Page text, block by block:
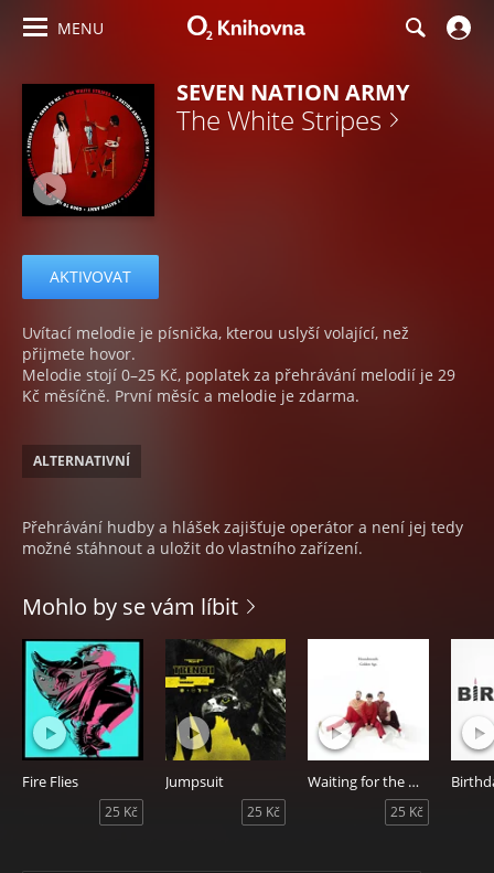
MENU
SEVEN NATION ARMY
The White Stripes
AKTIVOVAT
Uvítací melodie je písnička, kterou uslyší volající, než
přijmete hovor.
Melodie stojí 0–25 Kč, poplatek za přehrávání melodií je 29
Kč měsíčně. První měsíc a melodie je zdarma.
ALTERNATIVNÍ
Přehrávání hudby a hlášek zajišťuje operátor a není jej tedy
možné stáhnout a uložit do vlastního zařízení.
Mohlo by se vám líbit
Fire Flies
25 Kč
Jumpsuit
25 Kč
Waiting for the Night
25 Kč